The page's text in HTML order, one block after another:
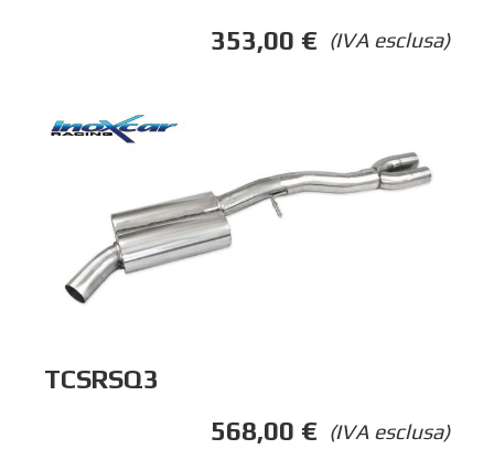
(IVA esclusa)
353,00 €
TCSRSQ3
(IVA esclusa)
568,00 €